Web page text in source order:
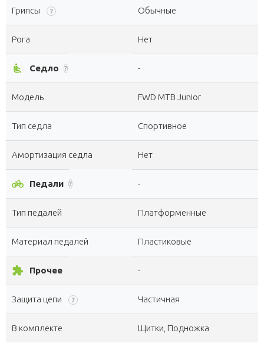
Грипсы ? Обычные
Рога Нет
airline_seat_recline_normal Седло ? -
Модель FWD MTB Junior
Тип седла Спортивное
Амортизация седла Нет
pedal_bike Педали ? -
Тип педалей Платформенные
Материал педалей Пластиковые
extension Прочее -
Защита цепи ? Частичная
В комплекте Щитки, Подножка